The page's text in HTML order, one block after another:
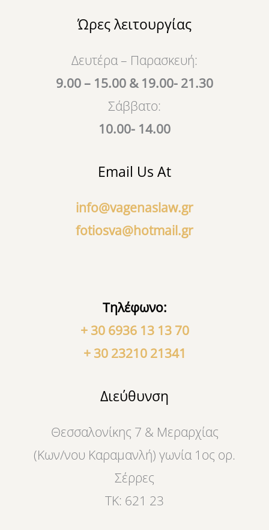
Ώρες λειτουργίας
Δευτέρα – Παρασκευή:
9.00 – 15.00 & 19.00- 21.30
Σάββατο:
10.00- 14.00
Email Us At
info@vagenaslaw.gr
fotiosva@hotmail.gr
Τηλέφωνο:
+ 30 6936 13 13 70
+ 30 23210 21341
Διεύθυνση
Θεσσαλονίκης 7 & Μεραρχίας
(Κων/νου Καραμανλή) γωνία 1ος ορ.
Σέρρες
ΤΚ: 621 23